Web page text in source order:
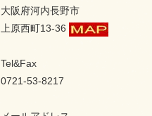
大阪府河内長野市
上原西町13-36
Tel&Fax
0721-53-8217